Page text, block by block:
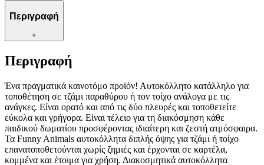
Περιγραφή
+
Περιγραφή
Ένα πραγματικά καινοτόμο προϊόν! Αυτοκόλλητο κατάλληλο για
τοποθέτηση σε τζάμι παραθύρου ή τον τοίχο ανάλογα με τις
ανάγκες. Είναι ορατό και από τις δύο πλευρές και τοποθετείτε
εύκολα και γρήγορα. Είναι τέλειο για τη διακόσμηση κάθε
παιδικού δωματίου προσφέροντας ιδιαίτερη και ζεστή ατμόσφαιρα.
Τα Funny Animals αυτοκόλλητα διπλής όψης για τζάμι ή τοίχο
επανατοποθετούνται χωρίς ζημιές και έρχονται σε καρτέλα,
κομμένα και έτοιμα για χρήση. Διακοσμητικά αυτοκόλλητα